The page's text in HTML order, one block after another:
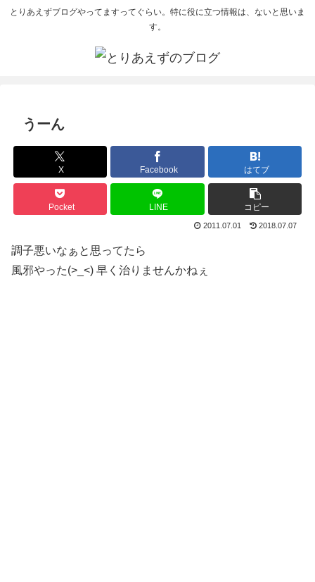
とりあえずブログやってますってぐらい。特に役に立つ情報は、ないと思いま
す。
うーん
X Facebook はてブ
Pocket LINE コピー
2011.07.01 2018.07.07
調子悪いなぁと思ってたら
風邪やった(>_<) 早く治りませんかねぇ